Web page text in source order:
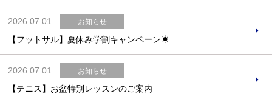
2026.07.01 お知らせ
【フットサル】夏休み学割キャンペーン☀
2026.07.01 お知らせ
【テニス】お盆特別レッスンのご案内